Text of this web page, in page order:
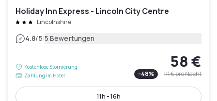
Holiday Inn Express - Lincoln City Centre
Lincolnshire
4.8/5|5 Bewertungen
Kostenlose Stornierung
Zahlung im Hotel
58 €
-48% 111 €pro Nacht
11h - 16h